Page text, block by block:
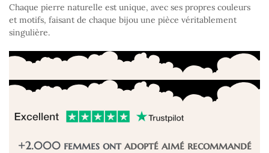
Chaque pierre naturelle est unique, avec ses propres couleurs
et motifs, faisant de chaque bijou une pièce véritablement
singulière.
+2.000 femmes ontadopté aimé recommandé